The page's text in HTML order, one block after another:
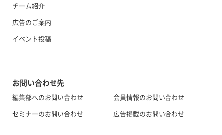
チーム紹介
広告のご案内
イベント投稿
お問い合わせ先
編集部へのお問い合わせ
セミナーのお問い合わせ
会員情報のお問い合わせ
広告掲載のお問い合わせ